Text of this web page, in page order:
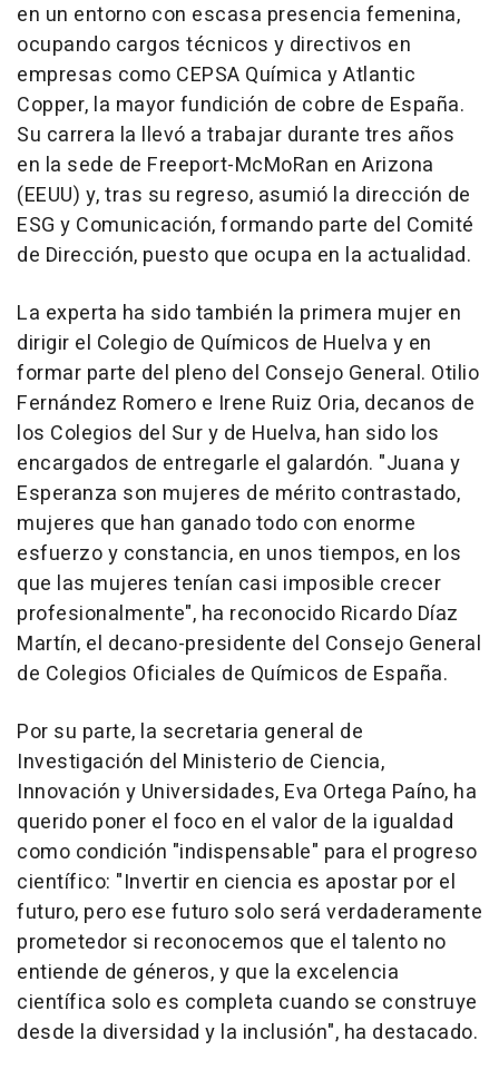
en un entorno con escasa presencia femenina,
ocupando cargos técnicos y directivos en
empresas como CEPSA Química y Atlantic
Copper, la mayor fundición de cobre de España.
Su carrera la llevó a trabajar durante tres años
en la sede de Freeport-McMoRan en Arizona
(EEUU) y, tras su regreso, asumió la dirección de
ESG y Comunicación, formando parte del Comité
de Dirección, puesto que ocupa en la actualidad.
La experta ha sido también la primera mujer en
dirigir el Colegio de Químicos de Huelva y en
formar parte del pleno del Consejo General. Otilio
Fernández Romero e Irene Ruiz Oria, decanos de
los Colegios del Sur y de Huelva, han sido los
encargados de entregarle el galardón. "Juana y
Esperanza son mujeres de mérito contrastado,
mujeres que han ganado todo con enorme
esfuerzo y constancia, en unos tiempos, en los
que las mujeres tenían casi imposible crecer
profesionalmente", ha reconocido Ricardo Díaz
Martín, el decano-presidente del Consejo General
de Colegios Oficiales de Químicos de España.
Por su parte, la secretaria general de
Investigación del Ministerio de Ciencia,
Innovación y Universidades, Eva Ortega Paíno, ha
querido poner el foco en el valor de la igualdad
como condición "indispensable" para el progreso
científico: "Invertir en ciencia es apostar por el
futuro, pero ese futuro solo será verdaderamente
prometedor si reconocemos que el talento no
entiende de géneros, y que la excelencia
científica solo es completa cuando se construye
desde la diversidad y la inclusión", ha destacado.